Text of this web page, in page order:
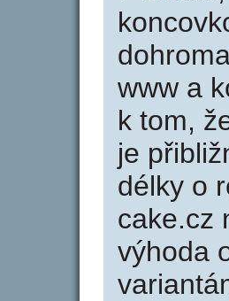
www a
k tom,
je
délky o
cake.cz
výhoda